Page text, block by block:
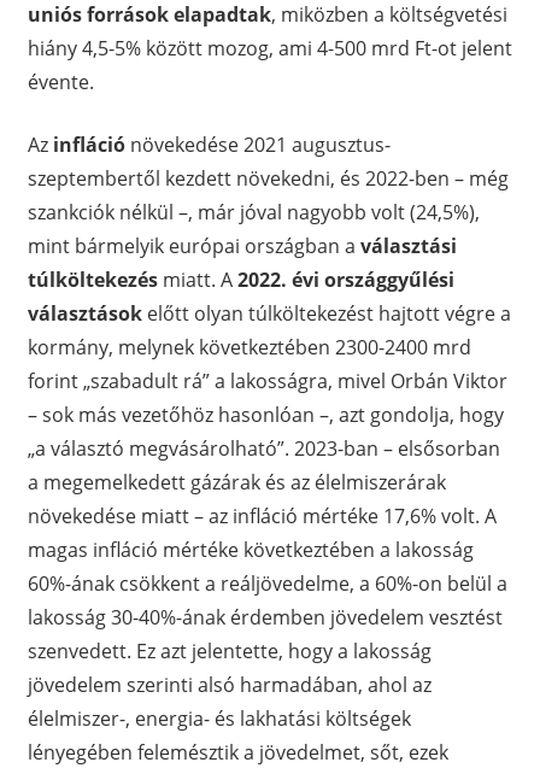
uniós források elapadtak, miközben a költségvetési
hiány 4,5-5% között mozog, ami 4-500 mrd Ft-ot jelent
évente.
Az inflációnövekedése 2021 augusztus-
szeptembertől kezdett növekedni, és 2022-ben – még
szankciók nélkül –, már jóval nagyobb volt (24,5%),
mint bármelyik európai országban a választási
túlköltekezésmiatt. A2022. évi országgyűlési
választásokelőtt olyan túlköltekezést hajtott végre a
kormány, melynek következtében 2300-2400 mrd
forint „szabadult rá” a lakosságra, mivel Orbán Viktor
– sok más vezetőhöz hasonlóan –, azt gondolja, hogy
„a választó megvásárolható”. 2023-ban – elsősorban
a megemelkedett gázárak és az élelmiszerárak
növekedése miatt – az infláció mértéke 17,6% volt. A
magas infláció mértéke következtében a lakosság
60%-ának csökkent a reáljövedelme, a 60%-on belül a
lakosság 30-40%-ának érdemben jövedelem vesztést
szenvedett. Ez azt jelentette, hogy a lakosság
jövedelem szerinti alsó harmadában, ahol az
élelmiszer-, energia- és lakhatási költségek
lényegében felemésztik a jövedelmet, sőt, ezek